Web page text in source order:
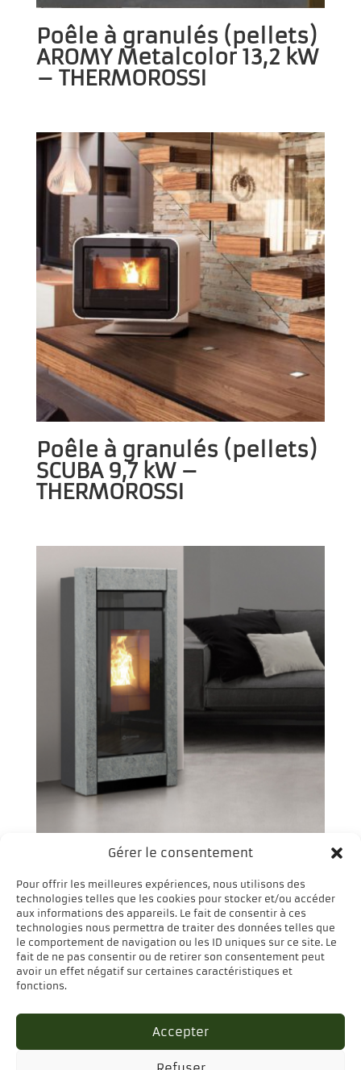
Gérer le consentement
Pour offrir les meilleures expériences, nous utilisons des
technologies telles que les cookies pour stocker et/ou accéder
aux informations des appareils. Le fait de consentir à ces
technologies nous permettra de traiter des données telles que
le comportement de navigation ou les ID uniques sur ce site. Le
fait de ne pas consentir ou de retirer son consentement peut
avoir un effet négatif sur certaines caractéristiques et
fonctions.
Accepter
Poêle à granulés (pellets)
AROMY Metalcolor 13,2 kW
– THERMOROSSI
Poêle à granulés (pellets)
SCUBA 9,7 kW –
THERMOROSSI
Poêle à granulés (pellets)
AROMY Stone 13,2 kW –
THERMOROSSI